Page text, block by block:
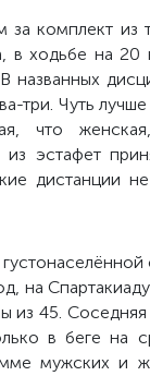
комплект из
в ходьбе на
три. Чуть
что
из эстафет
дистанции
на
из 45.
в беге на
мужских и